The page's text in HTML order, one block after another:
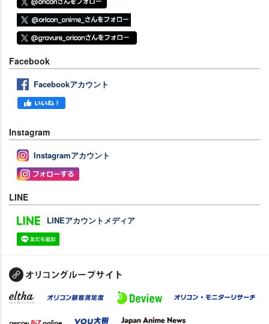
Facebook
Facebookアカウント
Instagram
Instagramアカウント
LINE
LINEアカウントメディア